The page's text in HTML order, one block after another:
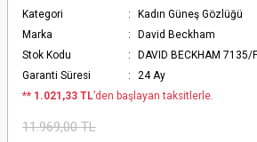
Kategori
Kadın Güneş Gözlüğü
Marka
David Beckham
Stok Kodu
DAVID BECKHAM 7135/
Garanti Süresi
24 Ay
** 1.021,33 TL’den başlayan taksitlerle.
11.969,00 TL